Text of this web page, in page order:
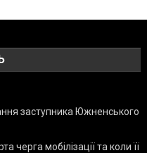
заступника Южненського
черга мобілізації та коли її